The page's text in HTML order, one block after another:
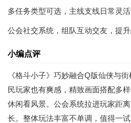
多任务类型可选，主线支线日常灵
公会社交系统，组队互动交友，提
小编点评
《格斗小子》巧妙融合Q版仙侠与
民玩家也有爽感，精致画面搭配多
休闲看风景。公会系统拉进玩家距
长。整体玩法丰富不单调，值得一